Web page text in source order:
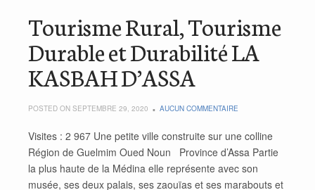
Tourisme Rural, Tourisme
Durable et Durabilité LA
KASBAH D’ASSA
POSTED ON SEPTEMBRE 29, 2020 AUCUN COMMENTAIRE
Visites : 2 967 Une petite ville construite sur une colline
Région de Guelmim Oued Noun Province d’Assa Partie
la plus haute de la Médina elle représente avec son
musée, ses deux palais, ses zaouïas et ses marabouts et